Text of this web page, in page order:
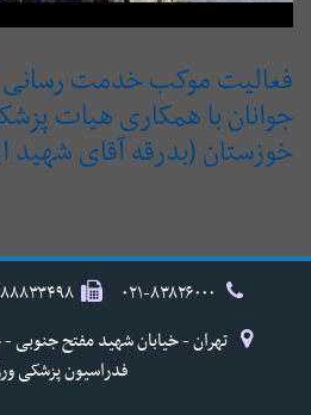
فعالیت موکب خدمت رسانی
جوانان با همکاری هیات
خوزستان (بدرقه آقای شهید
۸۸۸۳۳۴۹۸
فدراسیون پزشکی